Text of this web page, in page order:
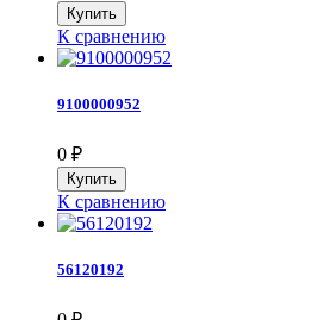
К сравнению
9100000952
0 ₽
К сравнению
56120192